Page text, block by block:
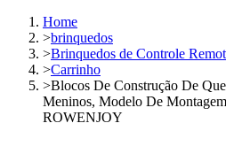
Home
>brinquedos
>Brinquedos de Controle
>Carrinho
>Blocos De Construção De
Meninos, Modelo De
ROWENJOY